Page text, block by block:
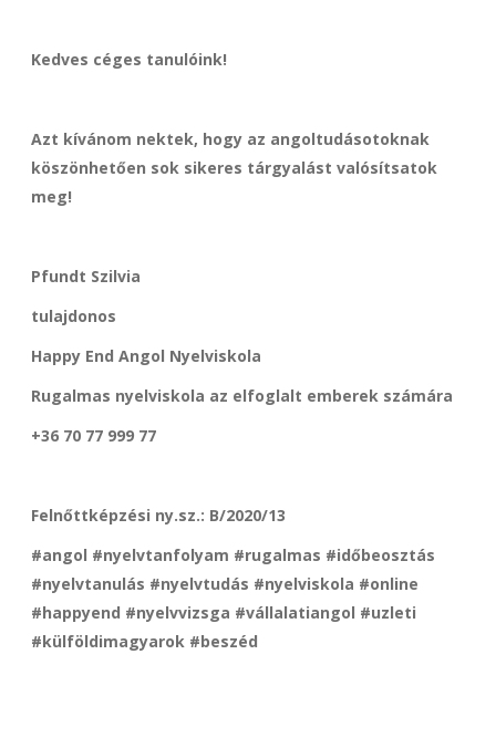
Kedves céges tanulóink!
Azt kívánom nektek, hogy az angoltudásotoknak
köszönhetően sok sikeres tárgyalást valósítsatok
meg!
Pfundt Szilvia
tulajdonos
Happy End Angol Nyelviskola
Rugalmas nyelviskola az elfoglalt emberek számára
+36 70 77 999 77
Felnőttképzési ny.sz.: B/2020/13
#angol #nyelvtanfolyam #rugalmas #időbeosztás
#nyelvtanulás #nyelvtudás #nyelviskola #online
#happyend #nyelvvizsga #vállalatiangol #uzleti
#külföldimagyarok #beszéd